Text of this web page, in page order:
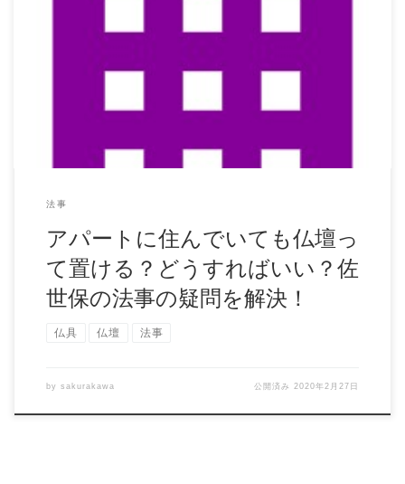
法事
アパートに住んでいても仏壇っ
て置ける？どうすればいい？佐
世保の法事の疑問を解決！
仏具 仏壇 法事
by sakurakawa 公開済み 2020年2月27日